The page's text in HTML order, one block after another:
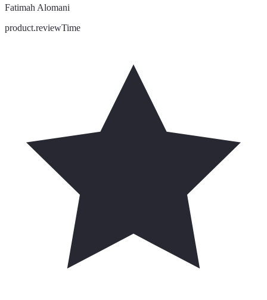
Fatimah Alomani
product.reviewTime